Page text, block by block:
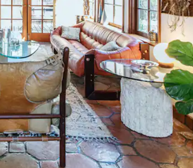
στη σελίδα με τα κουμπιά πάνω και κάτω βέλους, να